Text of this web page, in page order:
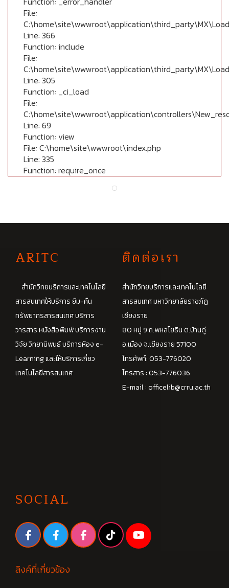
File:
Line: 366
Function: include
File:
Line: 305
Function: _ci_load
File:
Line: 69
Function: view
File: C:\home\site\wwwroot\index.php
Line: 335
Function: require_once
ARITC
สำนักวิทยบริการและเทคโนโลยี
สารสนเทศให้บริการ ยืม-คืน
ทรัพยากรสารสนเทศ บริการ
วารสาร หนังสือพิมพ์ บริการงาน
วิจัย วิทยานิพนธ์ บริการห้อง e-
Learning และให้บริการเกี่ยว
เทคโนโลยีสารสนเทศ
ติดต่อเรา
สำนักวิทยบริการและเทคโนโลยี
สารสนเทศ มหาวิทยาลัยราชภัฏ
เชียงราย
80 หมู่ 9 ถ.พหลโยธิน ต.บ้านดู่
อ.เมือง จ.เชียงราย 57100
โทรศัพท์: 053-776020
โทรสาร : 053-776036
E-mail :officelib@crru.ac.th
SOCIAL
ลิงค์ที่เกี่ยวข้อง